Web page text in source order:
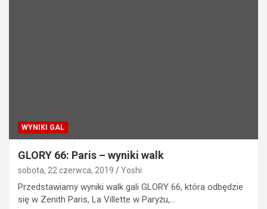
WYNIKI GAL
GLORY 66: Paris – wyniki walk
sobota, 22 czerwca, 2019 Yoshi
Przedstawiamy wyniki walk gali GLORY 66, która odbędzie
się w Zenith Paris, La Villette w Paryżu,…